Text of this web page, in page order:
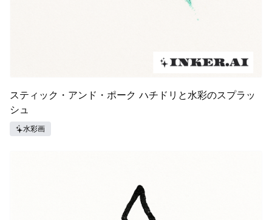
スティック・アンド・ポーク ハチドリと水彩のスプラッ
シュ
水彩画